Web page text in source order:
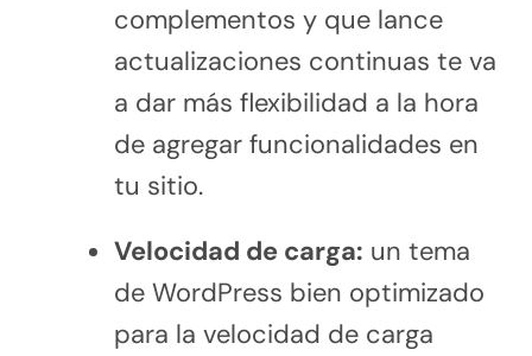
complementos y que lance
actualizaciones continuas te va
a dar más flexibilidad a la hora
de agregar funcionalidades en
tu sitio.
Velocidad de carga: un tema
de WordPress bien optimizado
para la velocidad de carga